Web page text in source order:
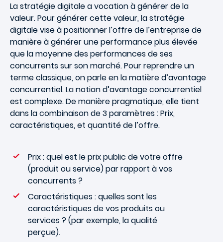
La stratégie digitale a vocation à générer de la
valeur. Pour générer cette valeur, la stratégie
digitale vise à positionner l’offre de l’entreprise de
manière à générer une performance plus élevée
que la moyenne des performances de ses
concurrents sur son marché. Pour reprendre un
terme classique, on parle en la matière d’avantage
concurrentiel. La notion d’avantage concurrentiel
est complexe. De manière pragmatique, elle tient
dans la combinaison de 3 paramètres : Prix,
caractéristiques, et quantité de l’offre.
Prix : quel est le prix public de votre offre
(produit ou service) par rapport à vos
concurrents ?
Caractéristiques : quelles sont les
caractéristiques de vos produits ou
services ? (par exemple, la qualité
perçue).